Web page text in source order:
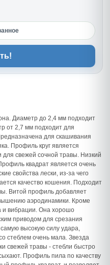
Диаметр до 2,4 мм подходит
от 2,7 мм подходит для
для скашивания
Профиль круг является
свежей сочной травы. Низкий
квадрат является очень
свойства лески, из-за чего
качество кошения. Подходит
Витой профиль добавляет
аэродинамики. Кроме
и вибрации. Она хорошо
приводом для срезания
высокую силу удара,
стеблем очень мала. Звезда
свежей травы - стебли быстро
Профиль пила по качеству